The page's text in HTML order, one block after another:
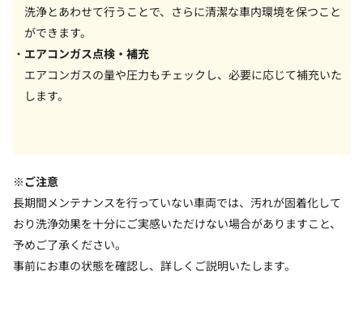
洗浄とあわせて行うことで、さらに清潔な車内環境を保つこと
ができます。
エアコンガス点検・補充
エアコンガスの量や圧力もチェックし、必要に応じて補充いた
します。
※ご注意
長期間メンテナンスを行っていない車両では、汚れが固着化して
おり洗浄効果を十分にご実感いただけない場合がありますこと、
予めご了承ください。
事前にお車の状態を確認し、詳しくご説明いたします。